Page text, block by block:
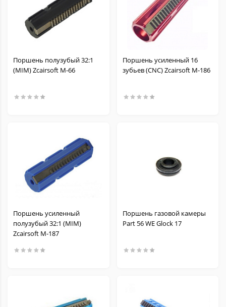
Поршень полузубый 32:1
(MIM) Zcairsoft M-66
Поршень усиленный 16
зубьев (CNC) Zcairsoft M-186
Поршень усиленный
полузубый 32:1 (MIM)
Zcairsoft M-187
Поршень газовой камеры
Part 56 WE Glock 17